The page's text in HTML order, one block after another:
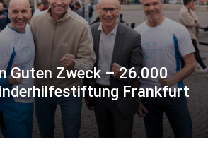
Guten Zweck – 26.000
Frankfurt